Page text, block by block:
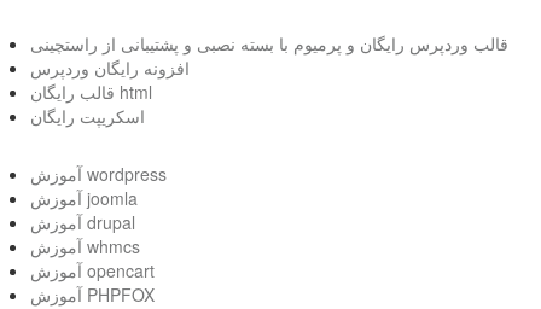
قالب وردپرس رایگان و پرمیوم با بسته نصبی و پشتیبانی از راستچینی
افزونه رایگان وردپرس
قالب رایگان html
اسکریپت رایگان
آموزش wordpress
آموزش joomla
آموزش drupal
آموزش whmcs
آموزش opencart
آموزش PHPFOX